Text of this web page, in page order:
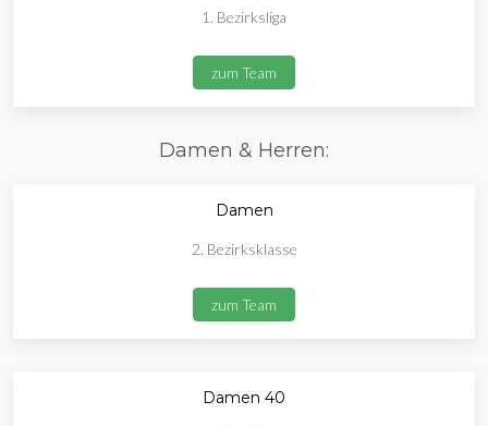
1. Bezirksliga
zum Team
Damen & Herren:
Damen
2. Bezirksklasse
zum Team
Damen 40